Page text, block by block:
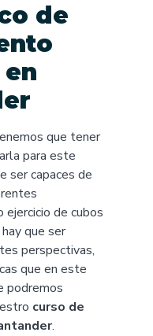
de
que tener
para este
ser capaces de
de cubos
que ser
perspectivas,
que en este
podremos
curso de
.